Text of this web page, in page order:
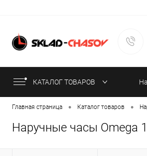
КАТАЛОГ ТОВАРОВ
Главная страница • Каталог товаров •
Наручные часы Omega